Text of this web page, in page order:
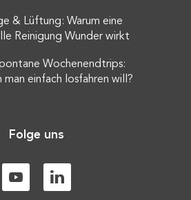
& Lüftung: Warum eine
Reinigung Wunder wirkt
Wochenendtrips:
man einfach losfahren will?
Folge uns